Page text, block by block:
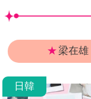
★梁在雄
日韓